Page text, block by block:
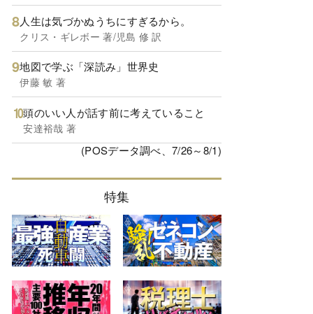
人生は気づかぬうちにすぎるから。
クリス・ギレボー 著/児島 修 訳
地図で学ぶ「深読み」世界史
伊藤 敏 著
頭のいい人が話す前に考えていること
安達裕哉 著
(POSデータ調べ、7/26～8/1)
特集